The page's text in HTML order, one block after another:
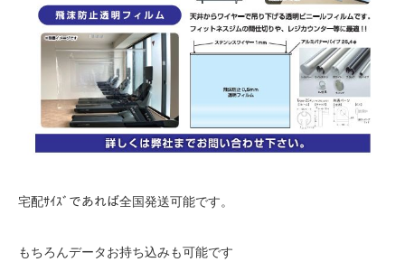
宅配ｻｲｽﾞであれば全国発送可能です。
もちろんデータお持ち込みも可能です